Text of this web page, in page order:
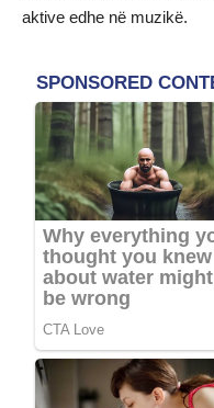
aktive edhe në muzikë.